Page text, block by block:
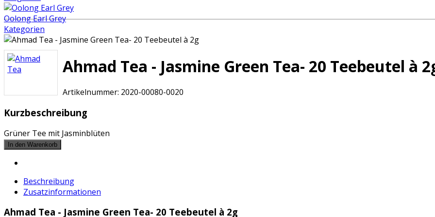
Oolong Earl Grey
Kategorien
Ahmad Tea - Jasmine Green Tea- 20 Teebeutel à
Artikelnummer: 2020-00080-0020
Kurzbeschreibung
Grüner Tee mit Jasminblüten
Beschreibung
Zusatzinformationen
Ahmad Tea - Jasmine Green Tea- 20 Teebeutel à 2g